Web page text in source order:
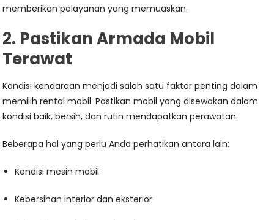
memberikan pelayanan yang memuaskan.
2. Pastikan Armada Mobil
Terawat
Kondisi kendaraan menjadi salah satu faktor penting dalam
memilih rental mobil. Pastikan mobil yang disewakan dalam
kondisi baik, bersih, dan rutin mendapatkan perawatan.
Beberapa hal yang perlu Anda perhatikan antara lain:
Kondisi mesin mobil
Kebersihan interior dan eksterior